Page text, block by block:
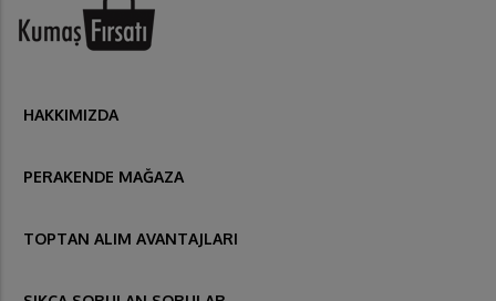
HAKKIMIZDA
PERAKENDE MAĞAZA
TOPTAN ALIM AVANTAJLARI